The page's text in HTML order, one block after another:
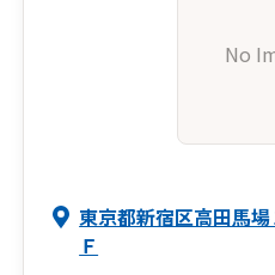
No
東京都新宿区高田馬
Ｆ